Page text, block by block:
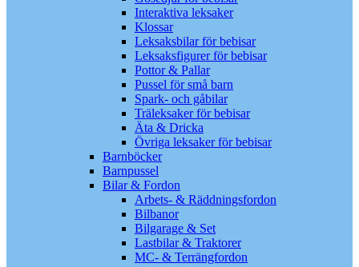
Interaktiva leksaker
Klossar
Leksaksbilar för bebisar
Leksaksfigurer för bebisar
Pottor & Pallar
Pussel för små barn
Spark- och gåbilar
Träleksaker för bebisar
Äta & Dricka
Övriga leksaker för bebisar
Barnböcker
Barnpussel
Bilar & Fordon
Arbets- & Räddningsfordon
Bilbanor
Bilgarage & Set
Lastbilar & Traktorer
MC- & Terrängfordon